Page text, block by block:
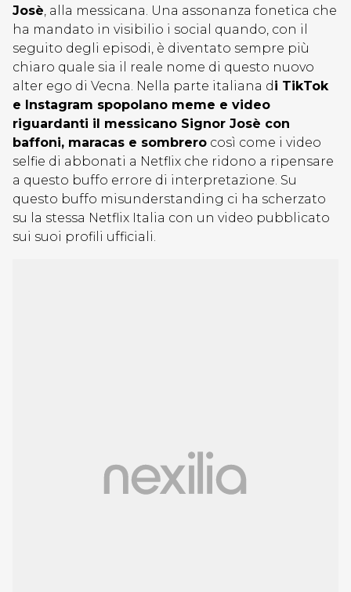
Josè, alla messicana. Una assonanza fonetica che
ha mandato in visibilio i social quando, con il
seguito degli episodi, è diventato sempre più
chiaro quale sia il reale nome di questo nuovo
alter ego di Vecna. Nella parte italiana di TikTok
e Instagram spopolano meme e video
riguardanti il messicano Signor Josè con
baffoni, maracas e sombrero così come i video
selfie di abbonati a Netflix che ridono a ripensare
a questo buffo errore di interpretazione. Su
questo buffo misunderstanding ci ha scherzato
su la stessa Netflix Italia con un video pubblicato
sui suoi profili ufficiali.